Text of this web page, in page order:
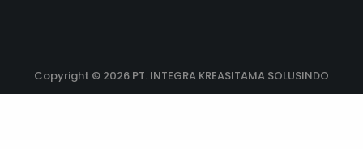
Copyright © 2026 PT. INTEGRA KREASITAMA SOLUSINDO